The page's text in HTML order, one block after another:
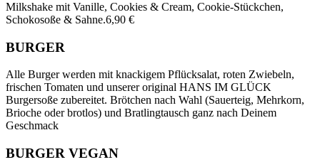
Milkshake mit Vanille, Cookies & Cream, Cookie-Stückchen,
Schokosoße & Sahne.6,90 €
BURGER
Alle Burger werden mit knackigem Pflücksalat, roten Zwiebeln,
frischen Tomaten und unserer original HANS IM GLÜCK
Burgersoße zubereitet. Brötchen nach Wahl (Sauerteig, Mehrkorn,
Brioche oder brotlos) und Bratlingtausch ganz nach Deinem
Geschmack
BURGER VEGAN